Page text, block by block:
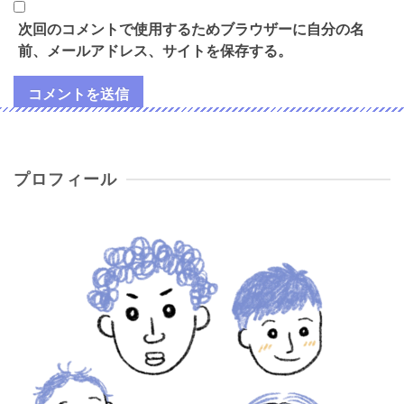
次回のコメントで使用するためブラウザーに自分の名
前、メールアドレス、サイトを保存する。
プロフィール